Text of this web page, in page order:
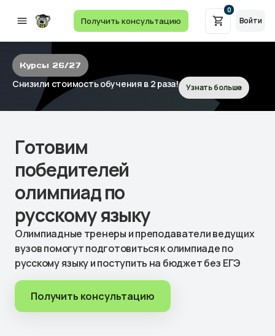
Получить консультацию
0
Войти
Курсы 26/27
Снизили стоимость обучения в 2 раза! Узнать больше
Готовим
победителей
олимпиад по
русскому языку
Олимпиадные тренеры и преподаватели ведущих
вузов помогут подготовиться к олимпиаде по
русскому языку и поступить на бюджет без ЕГЭ
Получить консультацию